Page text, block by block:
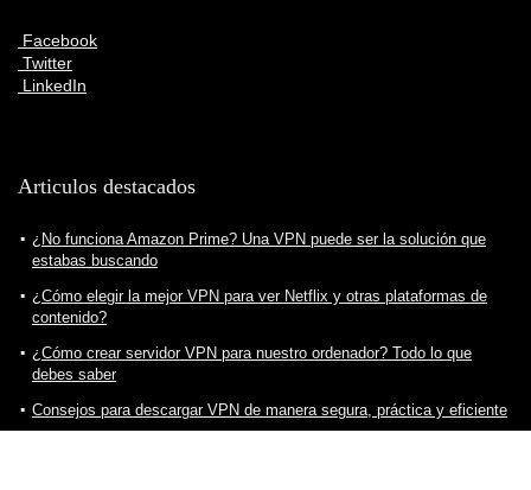
Facebook
Twitter
LinkedIn
Articulos destacados
¿No funciona Amazon Prime? Una VPN puede ser la solución que
estabas buscando
¿Cómo elegir la mejor VPN para ver Netflix y otras plataformas de
contenido?
¿Cómo crear servidor VPN para nuestro ordenador? Todo lo que
debes saber
Consejos para descargar VPN de manera segura, práctica y eficiente